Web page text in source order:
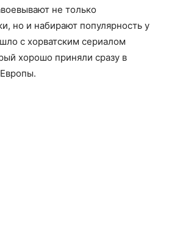
не только
но и набирают популярность у
с хорватским сериалом
хорошо приняли сразу в